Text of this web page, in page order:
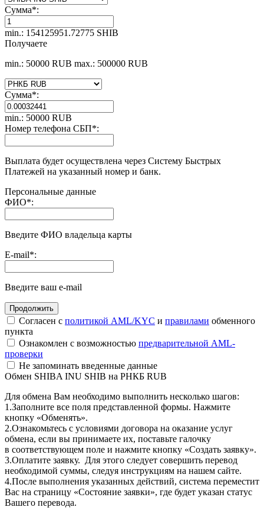
Сумма*:
min.: 154125951.72775 SHIB
Получаете
min.: 50000 RUB max.: 500000 RUB
Сумма*:
min.: 50000 RUB
Номер телефона СБП*:
Выплата будет осуществлена через Систему Быстрых
Платежей на указанный номер и банк.
Персональные данные
ФИО*:
Введите ФИО владельца карты
E-mail*:
Введите ваш e-mail
Согласен с политикой AML/KYC и правилами обменного
пункта
Ознакомлен с возможностью предварительной AML-
проверки
Не запоминать введенные данные
Обмен SHIBA INU SHIB на РНКБ RUB
Для обмена Вам необходимо выполнить несколько шагов:
1.Заполните все поля представленной формы. Нажмите
кнопку «Обменять».
2.Ознакомьтесь с условиями договора на оказание услуг
обмена, если вы принимаете их, поставьте галочку
в соответствующем поле и нажмите кнопку «Создать заявку».
3.Оплатите заявку. Для этого следует совершить перевод
необходимой суммы, следуя инструкциям на нашем сайте.
4.После выполнения указанных действий, система переместит
Вас на страницу «Состояние заявки», где будет указан статус
Вашего перевода.